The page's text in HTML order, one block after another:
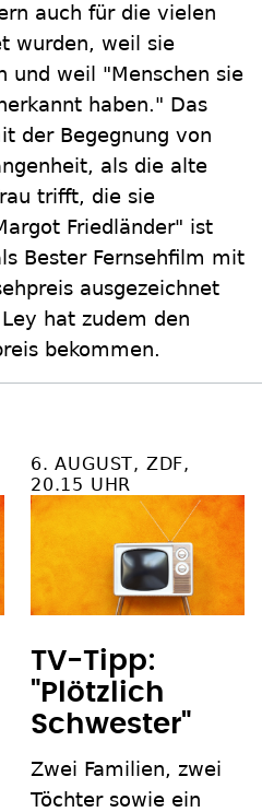
auch für die vielen
wurden, weil sie
und weil "Menschen sie
haben." Das
der Begegnung von
als die alte
trifft, die sie
Friedländer" ist
Bester Fernsehfilm mit
ausgezeichnet
hat zudem den
bekommen.
6. AUGUST, ZDF,
20.15 UHR
TV-Tipp:
"Plötzlich
Schwester"
Zwei Familien, zwei
Töchter sowie ein